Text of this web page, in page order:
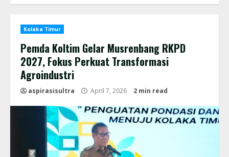
Kolaka Timur
Pemda Koltim Gelar Musrenbang RKPD
2027, Fokus Perkuat Transformasi
Agroindustri
aspirasisultra April 7, 2026 2 min read